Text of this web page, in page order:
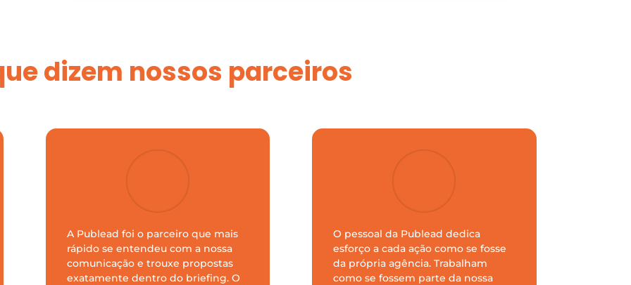
dizem nossos parceiros
A Publead foi o parceiro que mais
rápido se entendeu com a nossa
comunicação e trouxe propostas
exatamente dentro do briefing. O
O pessoal da Publead dedica
esforço a cada ação como se fosse
da própria agência. Trabalham
como se fossem parte da nossa